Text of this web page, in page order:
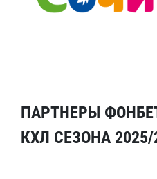
ПАРТНЕРЫ
КХЛ СЕЗОНА 2025/